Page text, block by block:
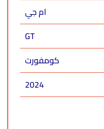
ام جي
GT
كومفورت
2024